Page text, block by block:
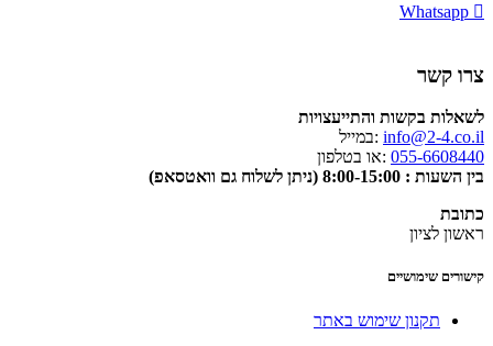
Whatsapp
צרו קשר
לשאלות בקשות והתייעצויות
info@2-4.co.il :במייל
055-6608440 :או בטלפון
בין השעות : 8:00-15:00 (ניתן לשלוח גם וואטסאפ)
כתובת
ראשון לציון
קישורים שימושיים
תקנון שימוש באתר